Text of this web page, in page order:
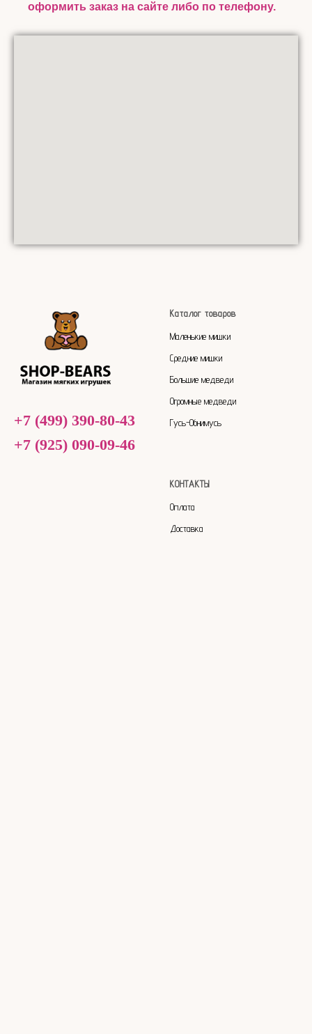
оформить заказ на сайте либо по телефону.
+7 (499) 390-80-43
+7 (925) 090-09-46
Каталог товаров
Маленькие мишки
Средние мишки
Большие медведи
Огромные медведи
Гусь-Обнимусь
КОНТАКТЫ
Оплата
Доставка